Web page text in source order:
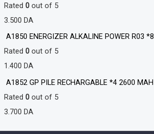
Rated 0out of 5
3.500 DA
A1850 ENERGIZER ALKALINE POWER R03 *8
Rated 0out of 5
1.400 DA
A1852 GP PILE RECHARGABLE *4 2600 MAH
Rated 0out of 5
3.700 DA